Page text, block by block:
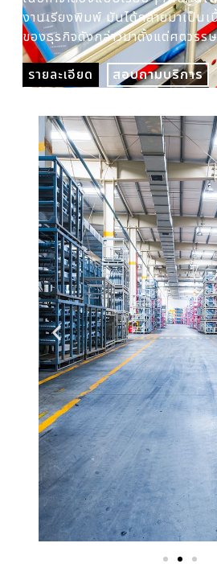
งานเรียงพิมพ์ มันได้กลายมาเป็นเ
ของธุรกิจดังกล่าวมาตั้งแต่ศตวรร
รายละเอียด
สอบถามบริการ